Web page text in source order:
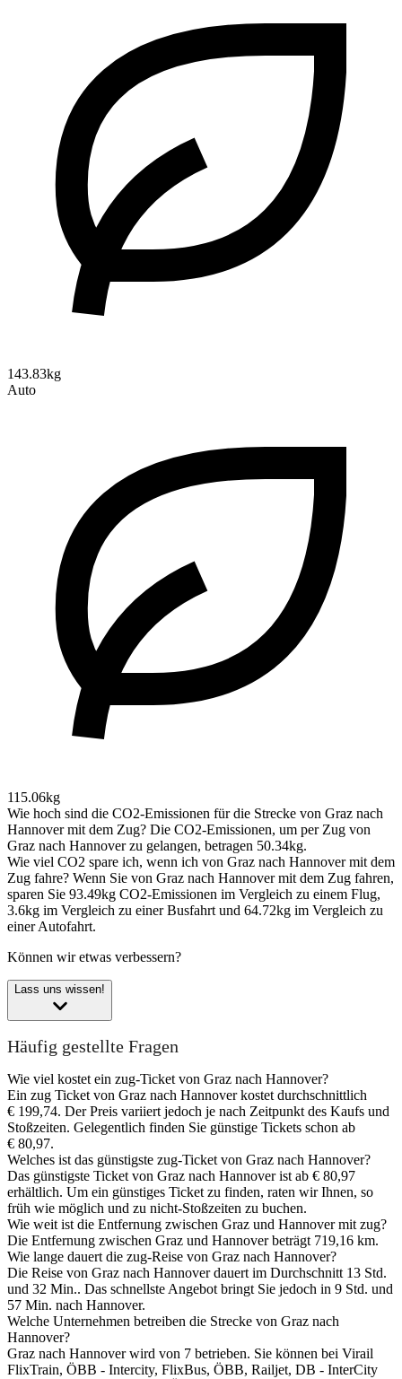
143.83kg
Auto
115.06kg
Wie hoch sind die CO2-Emissionen für die Strecke von Graz nach
Hannover mit dem Zug? Die CO2-Emissionen, um per Zug von
Graz nach Hannover zu gelangen, betragen 50.34kg.
Wie viel CO2 spare ich, wenn ich von Graz nach Hannover mit dem
Zug fahre? Wenn Sie von Graz nach Hannover mit dem Zug fahren,
sparen Sie 93.49kg CO2-Emissionen im Vergleich zu einem Flug,
3.6kg im Vergleich zu einer Busfahrt und 64.72kg im Vergleich zu
einer Autofahrt.
Können wir etwas verbessern?
Lass uns wissen!
Häufig gestellte Fragen
Wie viel kostet ein zug-Ticket von Graz nach Hannover?
Ein zug Ticket von Graz nach Hannover kostet durchschnittlich
€ 199,74. Der Preis variiert jedoch je nach Zeitpunkt des Kaufs und
Stoßzeiten. Gelegentlich finden Sie günstige Tickets schon ab
€ 80,97.
Welches ist das günstigste zug-Ticket von Graz nach Hannover?
Das günstigste Ticket von Graz nach Hannover ist ab € 80,97
erhältlich. Um ein günstiges Ticket zu finden, raten wir Ihnen, so
früh wie möglich und zu nicht-Stoßzeiten zu buchen.
Wie weit ist die Entfernung zwischen Graz und Hannover mit zug?
Die Entfernung zwischen Graz und Hannover beträgt 719,16 km.
Wie lange dauert die zug-Reise von Graz nach Hannover?
Die Reise von Graz nach Hannover dauert im Durchschnitt 13 Std.
und 32 Min.. Das schnellste Angebot bringt Sie jedoch in 9 Std. und
57 Min. nach Hannover.
Welche Unternehmen betreiben die Strecke von Graz nach
Hannover?
Graz nach Hannover wird von 7 betrieben. Sie können bei Virail
FlixTrain, ÖBB - Intercity, FlixBus, ÖBB, Railjet, DB - InterCity